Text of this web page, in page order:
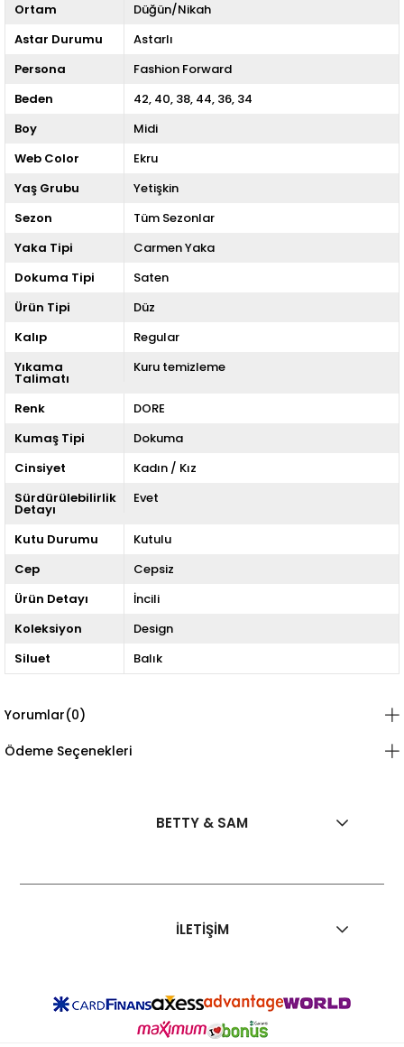
Ortam
Düğün/Nikah
Astar Durumu
Astarlı
Persona
Fashion Forward
Beden
42 40 38 44 36 34
Boy
Midi
Web Color
Ekru
Yaş Grubu
Yetişkin
Sezon
Tüm Sezonlar
Yaka Tipi
Carmen Yaka
Dokuma Tipi
Saten
Ürün Tipi
Düz
Kalıp
Regular
Yıkama
Talimatı
Kuru temizleme
Renk
DORE
Kumaş Tipi
Dokuma
Cinsiyet
Kadın / Kız
Sürdürülebilirlik
Detayı
Evet
Kutu Durumu
Kutulu
Cep
Cepsiz
Ürün Detayı
İncili
Koleksiyon
Design
Siluet
Balık
Yorumlar(0)
Ödeme Seçenekleri
BETTY & SAM
İLETİŞİM